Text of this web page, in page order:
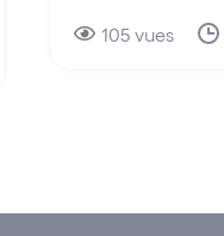
105 vues